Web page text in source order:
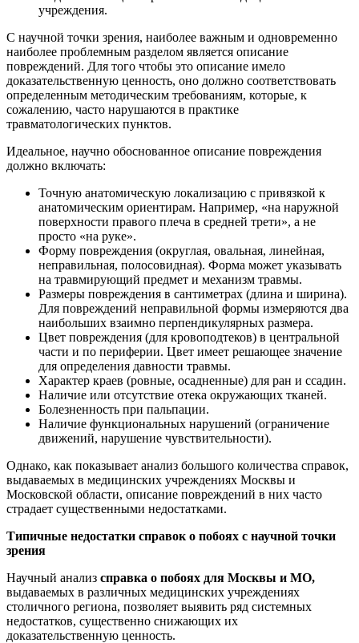
учреждения.
С научной точки зрения, наиболее важным и одновременно
наиболее проблемным разделом является описание
повреждений. Для того чтобы это описание имело
доказательственную ценность, оно должно соответствовать
определенным методическим требованиям, которые, к
сожалению, часто нарушаются в практике
травматологических пунктов.
Идеальное, научно обоснованное описание повреждения
должно включать:
Точную анатомическую локализацию с привязкой к
анатомическим ориентирам. Например, «на наружной
поверхности правого плеча в средней трети», а не
просто «на руке».
Форму повреждения (округлая, овальная, линейная,
неправильная, полосовидная). Форма может указывать
на травмирующий предмет и механизм травмы.
Размеры повреждения в сантиметрах (длина и ширина).
Для повреждений неправильной формы измеряются два
наибольших взаимно перпендикулярных размера.
Цвет повреждения (для кровоподтеков) в центральной
части и по периферии. Цвет имеет решающее значение
для определения давности травмы.
Характер краев (ровные, осадненные) для ран и ссадин.
Наличие или отсутствие отека окружающих тканей.
Болезненность при пальпации.
Наличие функциональных нарушений (ограничение
движений, нарушение чувствительности).
Однако, как показывает анализ большого количества справок,
выдаваемых в медицинских учреждениях Москвы и
Московской области, описание повреждений в них часто
страдает существенными недостатками.
Типичные недостатки справок о побоях с научной точки
зрения
Научный анализ справка о побоях для Москвы и МО,
выдаваемых в различных медицинских учреждениях
столичного региона, позволяет выявить ряд системных
недостатков, существенно снижающих их
доказательственную ценность.